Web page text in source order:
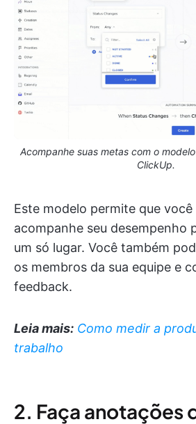
Acompanhe suas metas com o
ClickUp.
Este modelo permite que
acompanhe seu desempenho
um só lugar. Você também
os membros da sua equipe e
feedback.
Leia mais: Como medir a
trabalho
2. Faça anotações